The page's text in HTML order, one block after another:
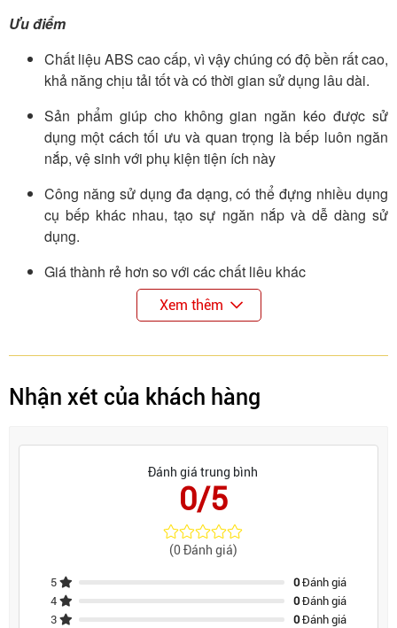
Ưu điểm
Chất liệu ABS cao cấp, vì vậy chúng có độ bền rất cao,
khả năng chịu tải tốt và có thời gian sử dụng lâu dài.
Sản phẩm giúp cho không gian ngăn kéo được sử
dụng một cách tối ưu và quan trọng là bếp luôn ngăn
nắp, vệ sinh với phụ kiện tiện ích này
Công năng sử dụng đa dạng, có thể đựng nhiều dụng
cụ bếp khác nhau, tạo sự ngăn nắp và dễ dàng sử
dụng.
Giá thành rẻ hơn so với các chất liệu khác
Khay nhựa sẽ kém bền hơn so với các loại khay bằng
Xem thêm
Nhận xét của khách hàng
Đánh giá trung bình
0/5
(0 Đánh giá)
5 0Đánh giá
4
0Đánh giá
3
0Đánh giá